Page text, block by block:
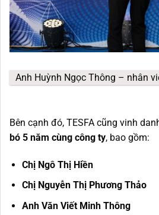
Anh Huỳnh Ngọc Thông – nhân
Bên cạnh đó, TESFA cũng vinh
bó 5 năm cùng công ty, bao gồm:
Chị Ngô Thị Hiền
Chị Nguyễn Thị Phương Thảo
Anh Văn Viết Minh Thông